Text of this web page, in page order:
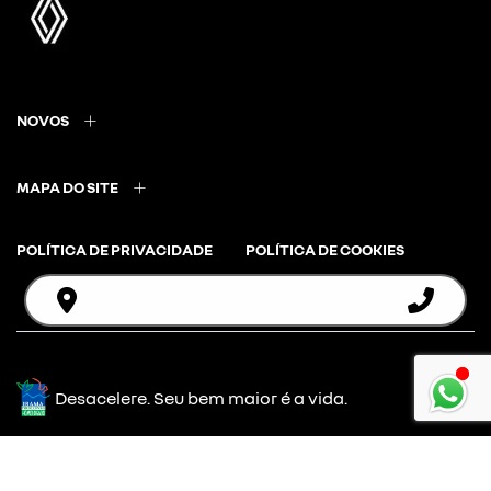
NOVOS
MAPA DO SITE
POLÍTICA DE PRIVACIDADE POLÍTICA DE COOKIES
Desacelere. Seu bem maior é a vida.